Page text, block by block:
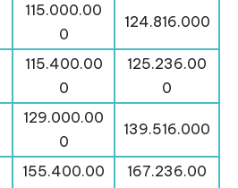
115.000.00
0
124.816.000
115.400.00
0
125.236.00
0
129.000.00
0
139.516.000
155.400.00
167.236.00